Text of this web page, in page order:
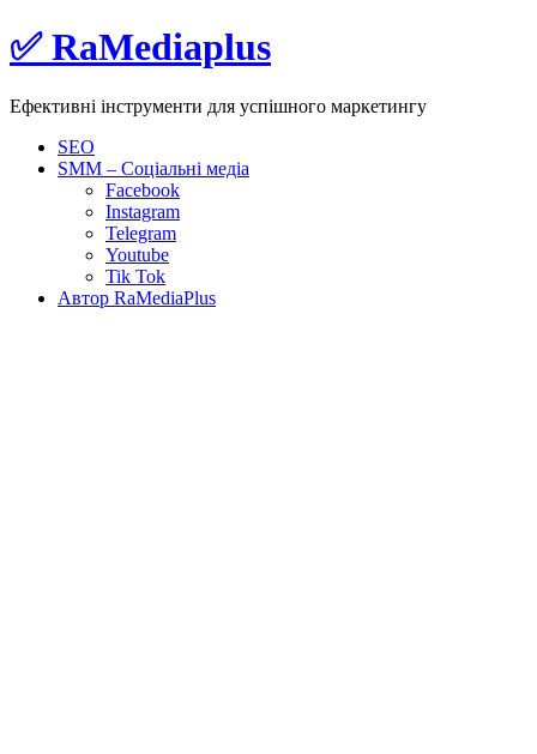
Skip
to
✅ RaMediaplus
Ефективні інструменти для успішного маркетингу
SEO
SMM – Соціальні медіа
Facebook
Instagram
Telegram
Youtube
Tik Tok
Автор RaMediaPlus